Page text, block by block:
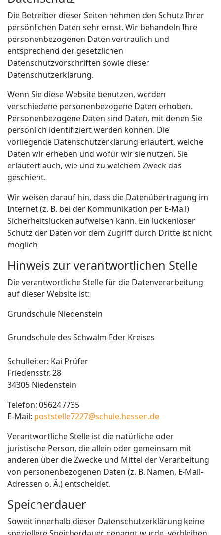
Die Betreiber dieser Seiten nehmen den Schutz Ihrer
persönlichen Daten sehr ernst. Wir behandeln Ihre
personenbezogenen Daten vertraulich und
entsprechend der gesetzlichen
Datenschutzvorschriften sowie dieser
Datenschutzerklärung.
Wenn Sie diese Website benutzen, werden
verschiedene personenbezogene Daten erhoben.
Personenbezogene Daten sind Daten, mit denen Sie
persönlich identifiziert werden können. Die
vorliegende Datenschutzerklärung erläutert, welche
Daten wir erheben und wofür wir sie nutzen. Sie
erläutert auch, wie und zu welchem Zweck das
geschieht.
Wir weisen darauf hin, dass die Datenübertragung im
Internet (z. B. bei der Kommunikation per E-Mail)
Sicherheitslücken aufweisen kann. Ein lückenloser
Schutz der Daten vor dem Zugriff durch Dritte ist nicht
möglich.
Hinweis zur verantwortlichen Stelle
Die verantwortliche Stelle für die Datenverarbeitung
auf dieser Website ist:
Grundschule Niedenstein
Grundschule des Schwalm Eder Kreises
Schulleiter: Kai Prüfer
Friedensstr. 28
34305 Niedenstein
Telefon: 05624 /735
E-Mail: poststelle7227@schule.hessen.de
Verantwortliche Stelle ist die natürliche oder
juristische Person, die allein oder gemeinsam mit
anderen über die Zwecke und Mittel der Verarbeitung
von personenbezogenen Daten (z. B. Namen, E-Mail-
Adressen o. Ä.) entscheidet.
Speicherdauer
Soweit innerhalb dieser Datenschutzerklärung keine